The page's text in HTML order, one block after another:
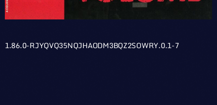
1.86.0-RJYQVQ35NQJHAODM3BQZ2SOWRY.0.1-7